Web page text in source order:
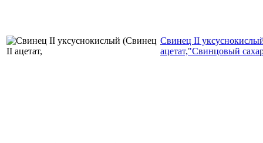
Свинец II
ацетат,"Свинцовый